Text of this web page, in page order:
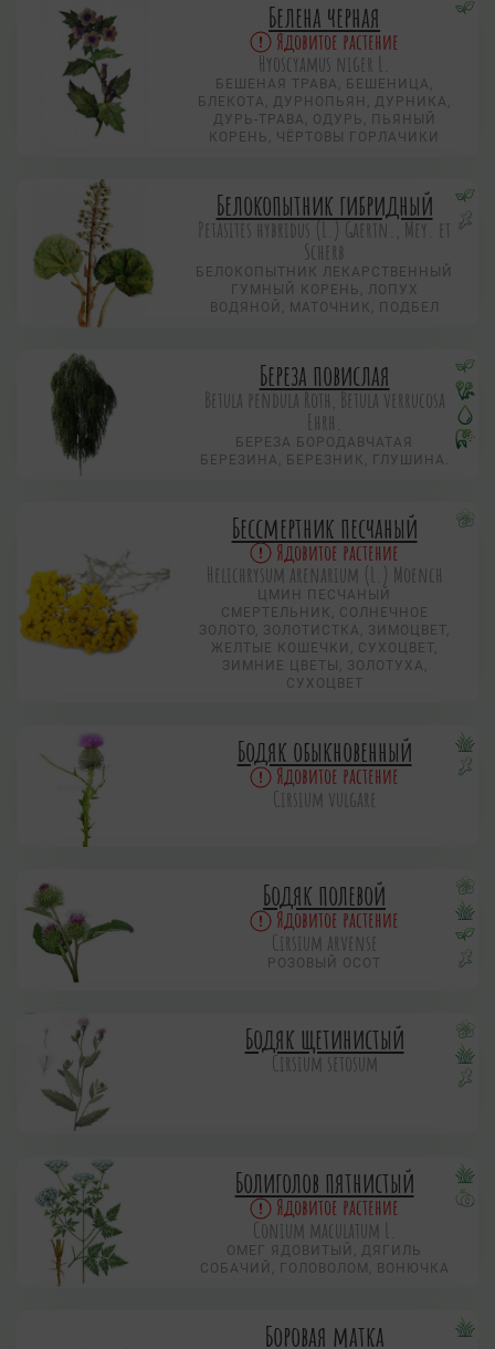
Белена черная
Ядовитое растение
Hyoscyamus niger L.
БЕШЕНАЯ ТРАВА, БЕШЕНИЦА,
БЛЕКОТА, ДУРНОПЬЯН, ДУРНИКА,
ДУРЬ-ТРАВА, ОДУРЬ, ПЬЯНЫЙ
КОРЕНЬ, ЧЁРТОВЫ ГОРЛАЧИКИ
Белокопытник гибридный
Petasites hybridus (L.) Gaertn., Mey. et
Scherb
БЕЛОКОПЫТНИК ЛЕКАРСТВЕННЫЙ
ГУМНЫЙ КОРЕНЬ, ЛОПУХ
ВОДЯНОЙ, МАТОЧНИК, ПОДБЕЛ
Береза повислая
Betula pendula Roth, Betula verrucosa
Ehrh.
БЕРЕЗА БОРОДАВЧАТАЯ
БЕРЕЗИНА, БЕРЕЗНИК, ГЛУШИНА.
Бессмертник песчаный
Ядовитое растение
Helichrysum arenarium (L.) Moench
ЦМИН ПЕСЧАНЫЙ
СМЕРТЕЛЬНИК, СОЛНЕЧНОЕ
ЗОЛОТО, ЗОЛОТИСТКА, ЗИМОЦВЕТ,
ЖЕЛТЫЕ КОШЕЧКИ, СУХОЦВЕТ,
ЗИМНИЕ ЦВЕТЫ, ЗОЛОТУХА,
СУХОЦВЕТ
Бодяк обыкновенный
Ядовитое растение
Cirsium vulgare
Бодяк полевой
Ядовитое растение
Cirsium arvense
РОЗОВЫЙ ОСОТ
Бодяк щетинистый
Cirsium setosum
Болиголов пятнистый
Ядовитое растение
Conium maculatum L.
ОМЕГ ЯДОВИТЫЙ, ДЯГИЛЬ
СОБАЧИЙ, ГОЛОВОЛОМ, ВОНЮЧКА
Боровая матка